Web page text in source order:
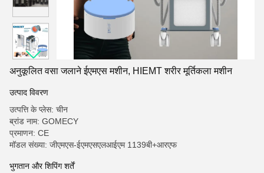
अनुकूलित वसा जलाने ईएमएस मशीन, HIEMT शरीर मूर्तिकला मशीन
उत्पाद विवरण
उत्पत्ति के प्लेस: चीन
ब्रांड नाम: GOMECY
प्रमाणन: CE
मॉडल संख्या: जीएमएस-ईएमएसएलआईएम 1139बी+आरएफ
भुगतान और शिपिंग शर्तें